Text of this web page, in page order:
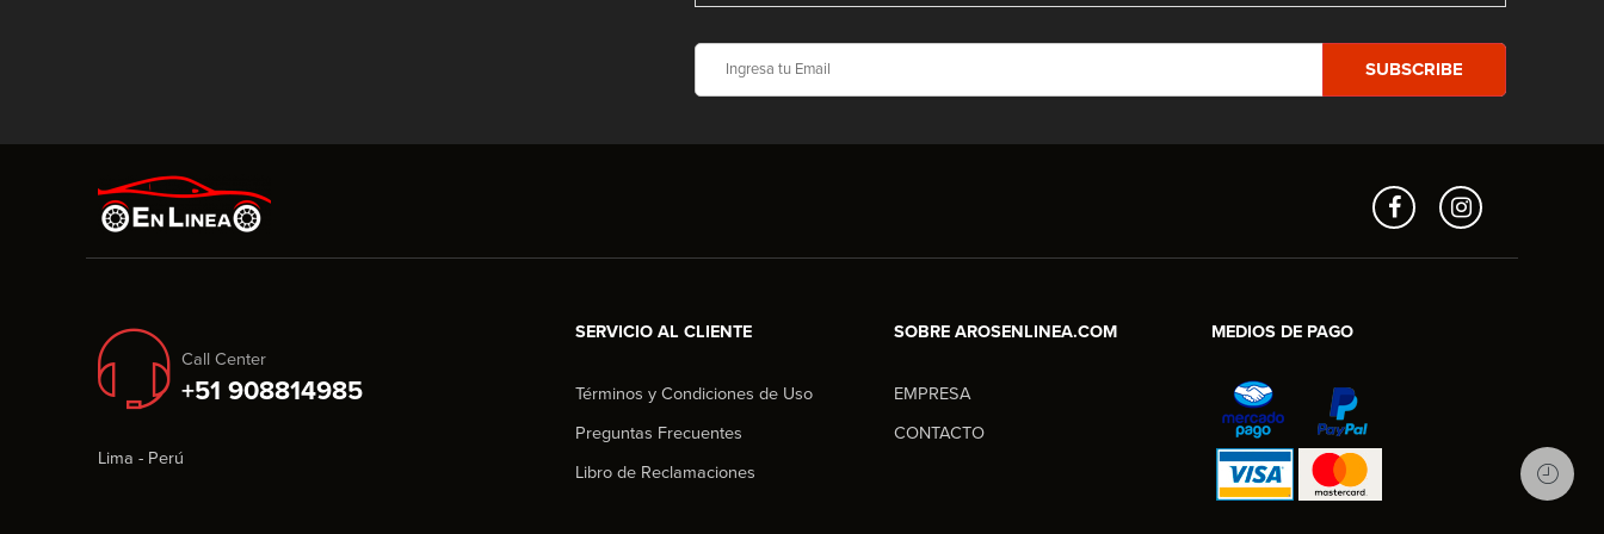
Call Center
+51 908814985
Lima - Perú
SERVICIO AL CLIENTE
Términos y Condiciones de Uso
Preguntas Frecuentes
Libro de Reclamaciones
SOBRE AROSENLINEA.COM
EMPRESA
CONTACTO
MEDIOS DE PAGO
Aros en Línea
Asesor Comercial